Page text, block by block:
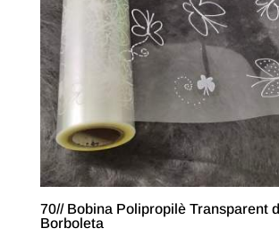
70// Bobina Polipropilè Transparent
Borboleta